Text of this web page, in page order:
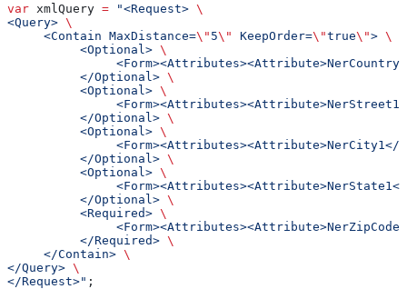
var xmlQuery = "<Request> \
<Query> \
     <Contain MaxDistance=
\" 5\" KeepOrder=\"true\"> \
          <Optional>
\
          </Optional>
\
          <Optional>
\
          </Optional>
\
          <Optional>
\
          </Optional>
\
          <Optional>
\
          </Optional>
\
          <Required>
\
          </Required>
\
     </Contain>
\
</Query> \
</Request>" ;